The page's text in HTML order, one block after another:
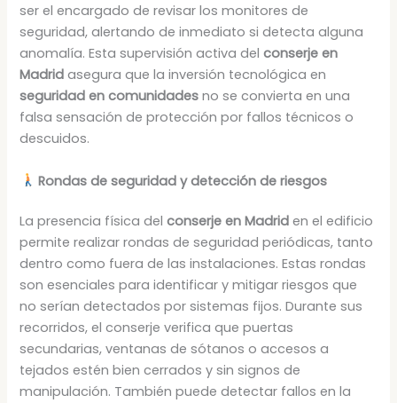
ser el encargado de revisar los monitores de
seguridad, alertando de inmediato si detecta alguna
anomalía. Esta supervisión activa delconserje en
Madrid asegura que la inversión tecnológica en
seguridad en comunidades no se convierta en una
falsa sensación de protección por fallos técnicos o
descuidos.
Rondas de seguridad y detección de riesgos
La presencia física delconserje en Madrid en el edificio
permite realizar rondas de seguridad periódicas, tanto
dentro como fuera de las instalaciones. Estas rondas
son esenciales para identificar y mitigar riesgos que
no serían detectados por sistemas fijos. Durante sus
recorridos, el conserje verifica que puertas
secundarias, ventanas de sótanos o accesos a
tejados estén bien cerrados y sin signos de
manipulación. También puede detectar fallos en la